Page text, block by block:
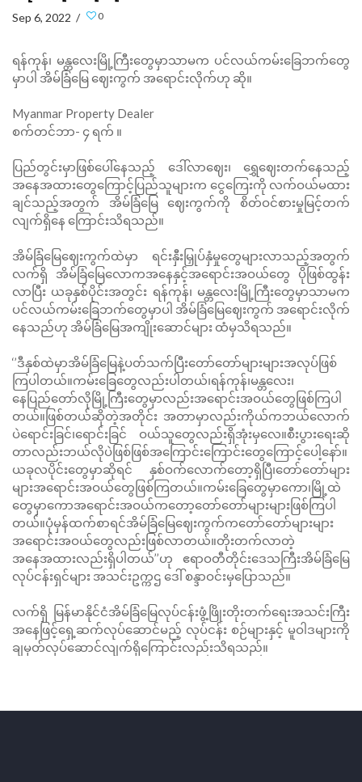
Sep 6, 2022 / 0
ရန်ကုန်၊ မန္တလေးမြို့ကြီးတွေမှာသာမက ပင်လယ်ကမ်းခြေဘက်တွေ
မှာပါ အိမ်ခြံမြေ‌ ဈေးကွက် အရောင်းလိုက်ဟု ဆို။
Myanmar Property Dealer
စက်တင်ဘာ- ၄ ရက် ။
ပြည်တွင်းမှာဖြစ်ပေါ်နေသည့် ဒေါ်လာဈေး၊ ရွှေဈေးတက်နေသည့်
အနေအထားတွေကြောင့်ပြည်သူများက ငွေကြေးကို လက်ဝယ်မထား
ချင်သည့်အတွက် အိမ်ခြံမြေ ဈေးကွက်ကို စိတ်ဝင်စားမှုမြင့်တက်
လျက်ရှိနေ ကြောင်းသိရသည်။
အိမ်ခြံမြေဈေးကွက်ထဲမှာ ရင်းနှီးမြှုပ်နှံမှုတွေများလာသည့်အတွက်
လက်ရှိ အိမ်ခြံမြေလောကအနေနှင့်အရောင်းအဝယ်တွေ ပိုဖြစ်ထွန်း
လာပြီး ယခုနှစ်ပိုင်းအတွင်း ရန်ကုန်၊ မန္တလေးမြို့ကြီးတွေမှာသာမက
ပင်လယ်ကမ်းခြေဘက်တွေမှာပါ အိမ်ခြံမြေဈေးကွက် အရောင်းလိုက်
နေသည်ဟု အိမ်ခြံမြေအကျိုးဆောင်များ ထံမှသိရသည်။
‘’ဒီနှစ်ထဲမှာအိမ်ခြံမြေနဲ့ပတ်သက်ပြီးတော်တော်များများအလုပ်ဖြစ်
ကြပါတယ်။ကမ်းခြေတွေလည်းပါတယ်၊ရန်ကုန်၊မန္တလေး၊
နေပြည်တော်လိုမြို့ကြီးတွေမှာလည်းအရောင်းအဝယ်တွေဖြစ်ကြပါ
တယ်။ဖြစ်တယ်ဆိုတဲ့အတိုင်း အတာမှာလည်းကိုယ်ကဘယ်လောက်
ပဲရောင်းခြင်၊ရောင်းခြင် ဝယ်သူတွေလည်းရှိအုံးမှလေ။စီးပွားရေးဆို
တာလည်းဘယ်လိုပဲဖြစ်ဖြစ်အကြောင်းကြောင်းတွေကြောင့်ပေါ့နော်။
ယခုလပိုင်းတွေမှာဆိုရင် နှစ်ဝက်လောက်တော့ရှိပြီ၊တော်တော်များ
များအရောင်းအဝယ်တွေဖြစ်ကြတယ်။ကမ်းခြေတွေမှာကော၊မြို့ထဲ
တွေမှာကောအရောင်းအဝယ်ကတော့တော်တော်များများဖြစ်ကြပါ
တယ်။ပုံမှန်ထက်စာရင်အိမ်ခြံမြေဈေးကွက်ကတော်တော်များများ
အရောင်းအဝယ်တွေလည်းဖြစ်လာတယ်။တိုးတက်လာတဲ့
အနေအထားလည်းရှိပါတယ်’’ဟု ဧရာဝတီတိုင်းဒေသကြီးအိမ်ခြံမြေ
လုပ်ငန်းရှင်များ အသင်းဥက္ကဌ ဒေါ် စန္ဒာဝင်းမှပြောသည်။
လက်ရှိ မြန်မာနိုင်ငံအိမ်ခြံမြေလုပ်ငန်းဖွံ့ဖြိုးတိုးတက်ရေးအသင်းကြီး
အနေဖြင့်ရှေ့ဆက်လုပ်ဆောင်မည့် လုပ်ငန်း စဉ်များနှင့် မူဝါဒများကို
ချမှတ်လုပ်ဆောင်လျက်ရှိကြောင်းလည်းသိရသည်။